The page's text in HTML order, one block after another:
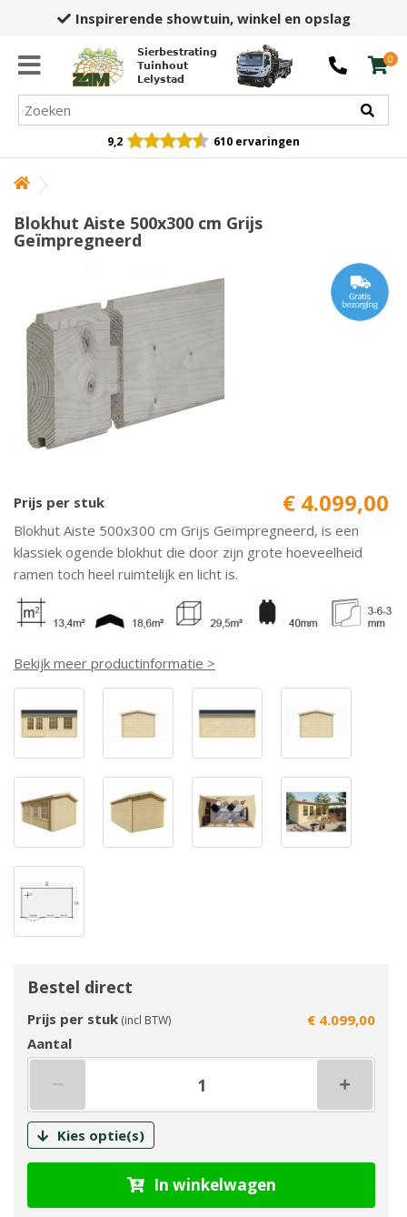
Inspirerende showtuin,winkel en opslag
Sierbestrating
Tuinhout
Lelystad
0
9,2 610 ervaringen
Blokhut Aiste 500x300 cm Grijs
Geïmpregneerd
Prijs per stuk € 4.099,00
Blokhut Aiste 500x300 cm Grijs Geïmpregneerd, is een
klassiek ogende blokhut die door zijn grote hoeveelheid
ramen toch heel ruimtelijk en licht is.
Bekijk meer productinformatie >
Bestel direct
Prijs per stuk (incl BTW)
€ 4.099,00
Aantal
Kies optie(s)
In winkelwagen